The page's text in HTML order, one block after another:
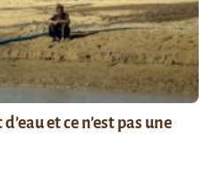
et ce n’est pas une